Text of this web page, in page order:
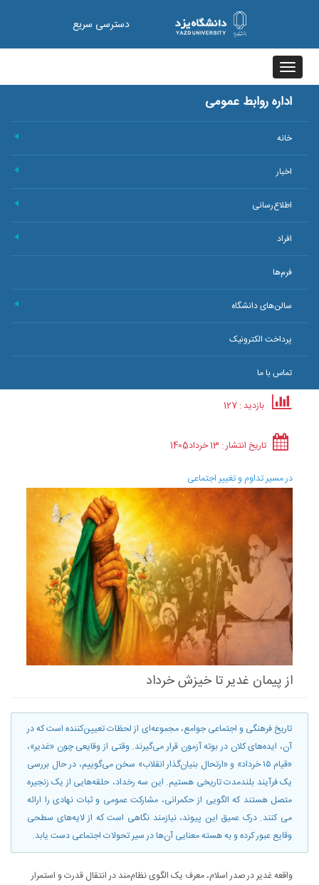
دسترسی سریع
Toggle
navigation
اداره روابط عمومی
خانه
اخبار
اطلاع‌رسانی
افراد
فرم‌ها
سالن‌های دانشگاه
پرداخت الکترونیک
تماس با ما
بازدید : 127
تاریخ انتشار : 13 خرداد 1405
در مسیر تداوم و تغییر اجتماعی
از پیمان غدیر تا خیزش خرداد
تاریخ فرهنگی و اجتماعی جوامع، مجموعه‌ای از لحظات تعیین‌کننده است که در
آن، ایده‌های کلان در بوته‌ آزمون قرار می‌گیرند. وقتی از وقایعی چون «غدیر»،
«قیام ۱۵ خرداد» و «ارتحال بنیان‌گذار انقلاب» سخن می‌گوییم، در حال بررسی
یک فرآیند بلندمدت تاریخی هستیم. این سه رخداد، حلقه‌هایی از یک زنجیره‌
متصل هستند که الگویی از حکمرانی، مشارکت عمومی و ثبات نهادی را ارائه
می کنند. درک عمیق این پیوند، نیازمند نگاهی است که از لایه‌های سطحی
وقایع عبور کرده و به هسته‌ معنایی آن‌ها در سیر تحولات اجتماعی دست یابد.
واقعه‌ غدیر در صدر اسلام، معرف یک الگوی نظام‌مند در انتقال قدرت و استمرار